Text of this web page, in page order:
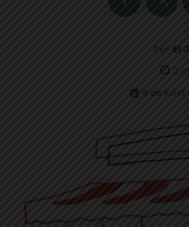
Per El
2
6 de juliol